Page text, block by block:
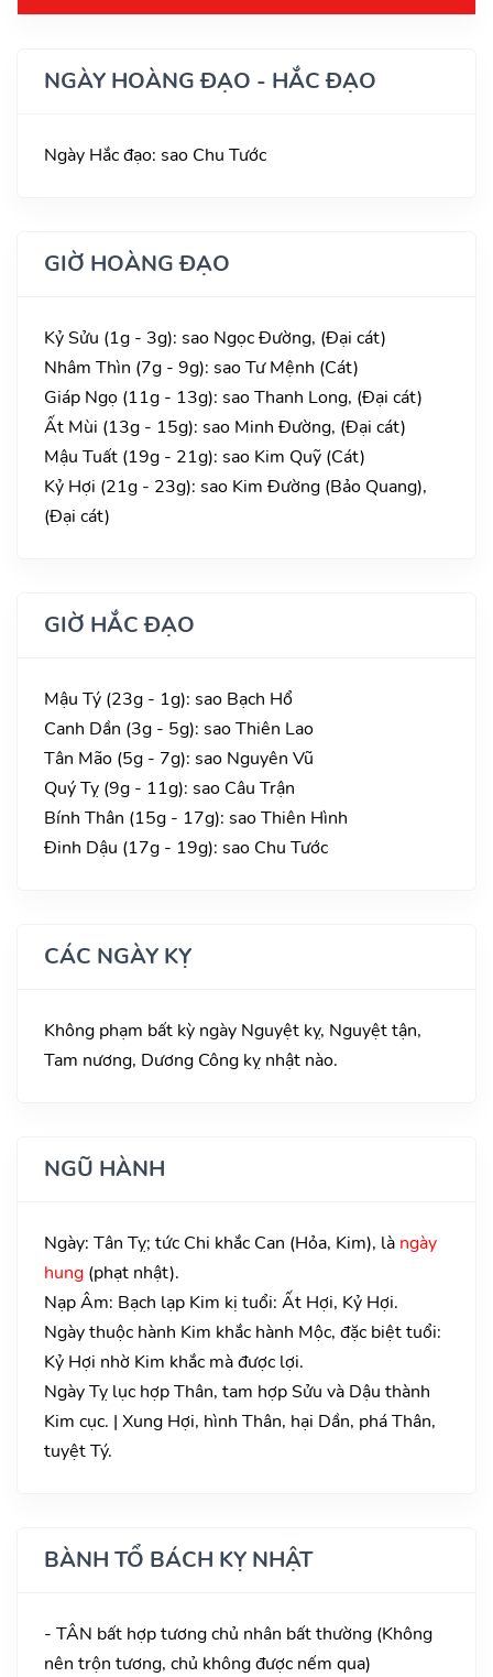
NGÀY HOÀNG ĐẠO - HẮC ĐẠO
Ngày Hắc đạo: sao Chu Tước
GIỜ HOÀNG ĐẠO
Kỷ Sửu (1g - 3g): sao Ngọc Đường, (Đại cát)
Nhâm Thìn (7g - 9g): sao Tư Mệnh (Cát)
Giáp Ngọ (11g - 13g): sao Thanh Long, (Đại cát)
Ất Mùi (13g - 15g): sao Minh Đường, (Đại cát)
Mậu Tuất (19g - 21g): sao Kim Quỹ (Cát)
Kỷ Hợi (21g - 23g): sao Kim Đường (Bảo Quang),
(Đại cát)
GIỜ HẮC ĐẠO
Mậu Tý (23g - 1g): sao Bạch Hổ
Canh Dần (3g - 5g): sao Thiên Lao
Tân Mão (5g - 7g): sao Nguyên Vũ
Quý Tỵ (9g - 11g): sao Câu Trận
Bính Thân (15g - 17g): sao Thiên Hình
Đinh Dậu (17g - 19g): sao Chu Tước
CÁC NGÀY KỴ
Không phạm bất kỳ ngày Nguyệt kỵ, Nguyệt tận,
Tam nương, Dương Công kỵ nhật nào.
NGŨ HÀNH
Ngày: Tân Tỵ; tức Chi khắc Can (Hỏa, Kim), là ngày
hung (phạt nhật).
Nạp Âm: Bạch lạp Kim kị tuổi: Ất Hợi, Kỷ Hợi.
Ngày thuộc hành Kim khắc hành Mộc, đặc biệt tuổi:
Kỷ Hợi nhờ Kim khắc mà được lợi.
Ngày Tỵ lục hợp Thân, tam hợp Sửu và Dậu thành
Kim cục. | Xung Hợi, hình Thân, hại Dần, phá Thân,
tuyệt Tý.
BÀNH TỔ BÁCH KỴ NHẬT
- TÂN bất hợp tương chủ nhân bất thường (Không
nên trộn tương, chủ không được nếm qua)